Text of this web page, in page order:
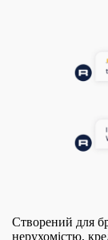
Створений для
нерухомістю,